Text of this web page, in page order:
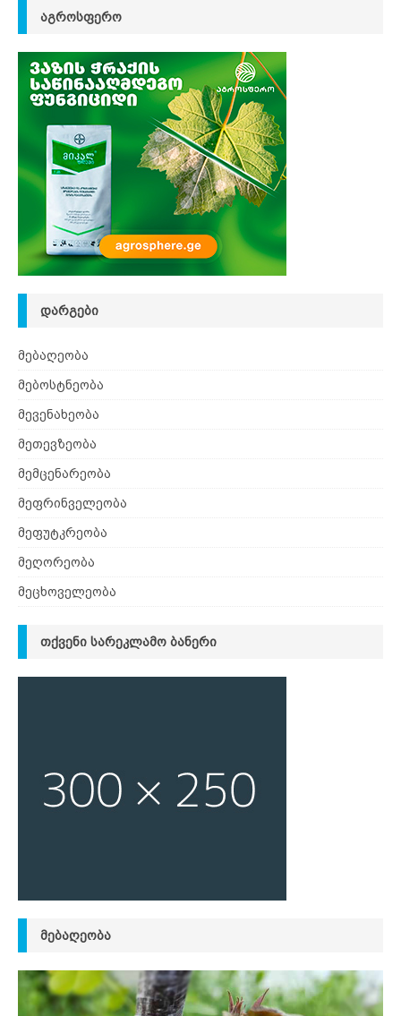
ᲐᲒᲠᲝᲡᲤᲔᲠᲝ
ᲓᲐᲠᲒᲔᲑᲘ
მებაღეობა
მებოსტნეობა
მევენახეობა
მეთევზეობა
მემცენარეობა
მეფრინველეობა
მეფუტკრეობა
მეღორეობა
მეცხოველეობა
ᲗᲥᲕᲔᲜᲘ ᲡᲐᲠᲔᲙᲚᲐᲛᲝ ᲑᲐᲜᲔᲠᲘ
ᲛᲔᲑᲐᲦᲔᲝᲑᲐ